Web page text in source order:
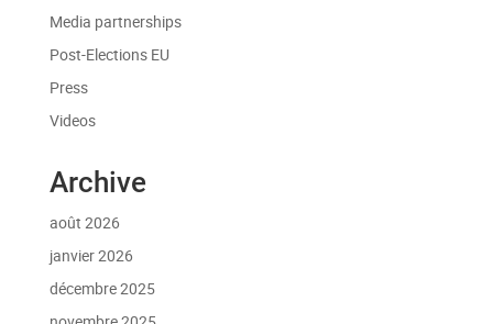
Media partnerships
Post-Elections EU
Press
Videos
Archive
août 2026
janvier 2026
décembre 2025